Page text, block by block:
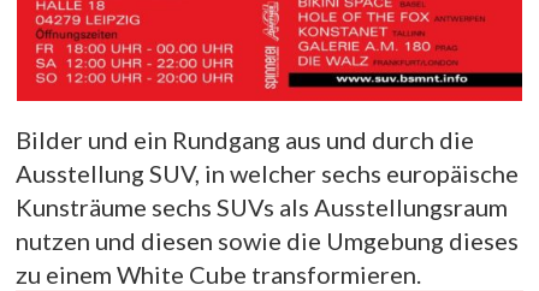
Bilder und ein Rundgang aus und durch die
Ausstellung SUV, in welcher sechs europäische
Kunsträume sechs SUVs als Ausstellungsraum
nutzen und diesen sowie die Umgebung dieses
zu einem White Cube transformieren.